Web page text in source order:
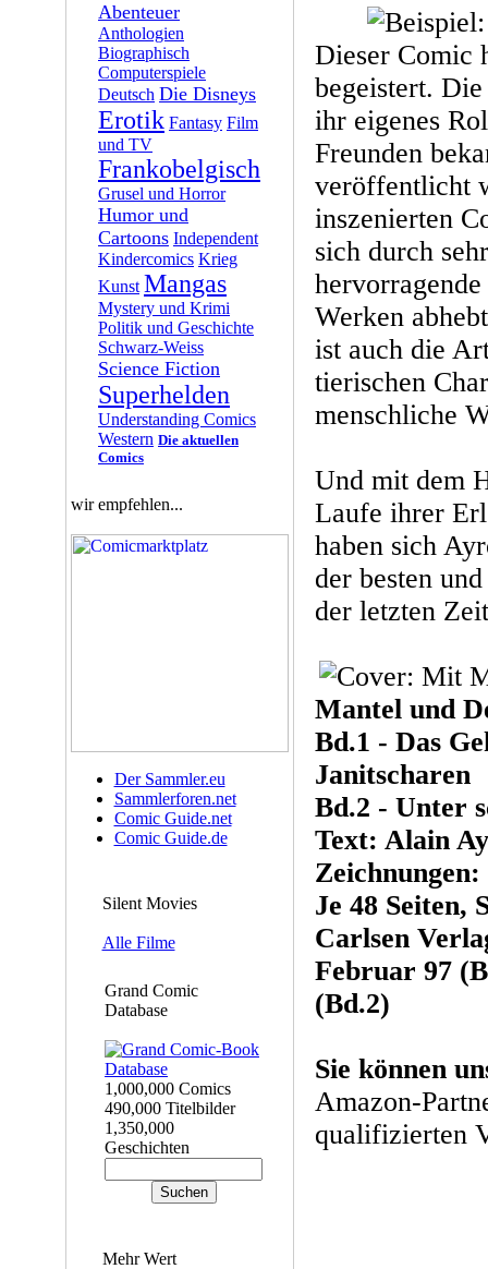
Abenteuer
Anthologien
Biographisch
Computerspiele
Deutsch Die Disneys
Erotik Fantasy Film
und TV
Frankobelgisch
Grusel und Horror
Humor und
Cartoons Independent
Kindercomics Krieg
Kunst Mangas
Mystery und Krimi
Politik und Geschichte
Schwarz-Weiss
Science Fiction
Superhelden
Understanding Comics
Western Die aktuellen
Comics
wir empfehlen...
Der Sammler.eu
Sammlerforen.net
Comic Guide.net
Comic Guide.de
Silent Movies
Alle Filme
Grand Comic
Database
1,000,000 Comics
490,000 Titelbilder
1,350,000
Geschichten
Mehr Wert
Dieser Comic
begeistert.
ihr eigenes
Freunden
veröffentlicht
inszenierten
sich durch
Werken
ist auch die
tierischen
menschliche
Und mit dem
Laufe ihrer
haben sich
der besten
der letzten
Mantel und
Bd.1 - Das
Janitscharen
Bd.2 - Unter
Text: Alain
Je 48 Seiten,
Carlsen
Februar 97
(Bd.2)
Sie können
Amazon-
qualifizierten